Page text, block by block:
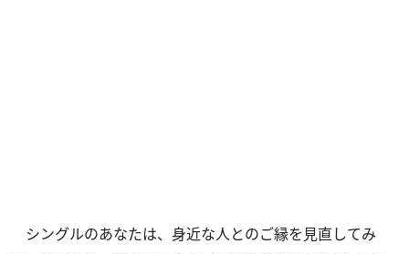
シングルのあなたは、身近な人とのご縁を見直してみ